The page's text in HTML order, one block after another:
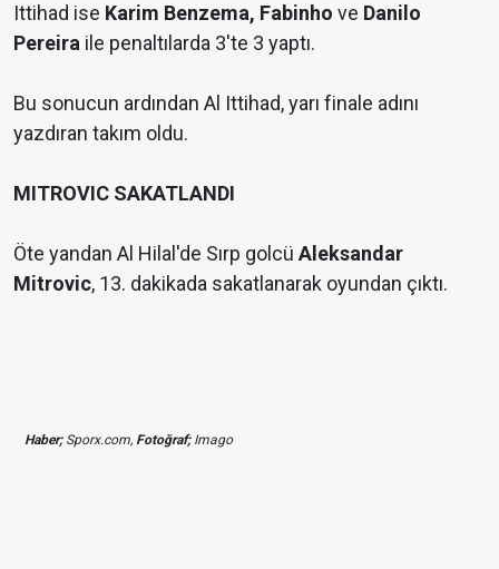
Ittihad ise Karim Benzema, Fabinho ve Danilo
Pereira ile penaltılarda 3'te 3 yaptı.
Bu sonucun ardından Al Ittihad, yarı finale adını
yazdıran takım oldu.
MITROVIC SAKATLANDI
Öte yandan Al Hilal'de Sırp golcü Aleksandar
Mitrovic, 13. dakikada sakatlanarak oyundan çıktı.
Haber;Sporx.com, Fotoğraf;Imago